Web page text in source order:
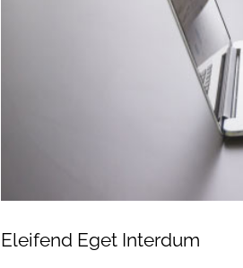
Eleifend Eget Interdum